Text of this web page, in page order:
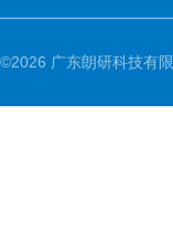
©2026 广东朗研科技有